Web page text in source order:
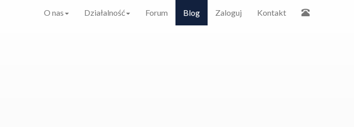
O nas Działalność Forum Blog Zaloguj Kontakt